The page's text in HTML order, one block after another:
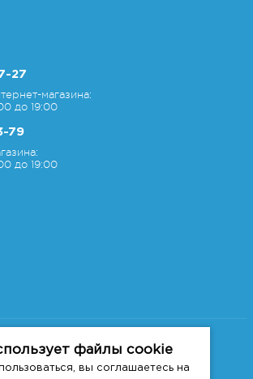
27
магазина:
до 19:00
79
до 19:00
"На Семи Ветрах". Все права
файлы cookie
вы соглашаетесь на